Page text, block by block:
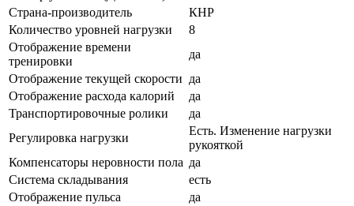
Страна-производитель
КНР
Количество уровней нагрузки
8
Отображение времени
тренировки
да
Отображение текущей скорости да
Отображение расхода калорий
да
Транспортировочные ролики
да
Регулировка нагрузки
Есть. Изменение нагрузки
рукояткой
Компенсаторы неровности пола да
Система складывания
есть
Отображение пульса
да